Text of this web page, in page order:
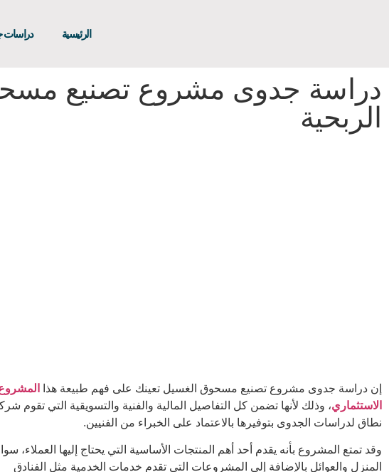
الرئيسية دراسات
دراسة جدوى مشروع تصنيع
الربحية
إن دراسة جدوى مشروع تصنيع مسحوق الغسيل تعينك على فهم طبيعة هذا
الاستثماري، وذلك لأنها تضمن كل التفاصيل المالية والفنية والتسويقية التي تقوم
نطاق لدراسات الجدوى بتوفيرها بالاعتماد على الخبراء من الفنيين.
وقد تمتع المشروع بأنه يقدم أحد أهم المنتجات الأساسية التي يحتاج إليها العملاء،
المنزل والعوائل بالإضافة إلى المشروعات التي تقدم خدمات الخدمية مثل الفنادق